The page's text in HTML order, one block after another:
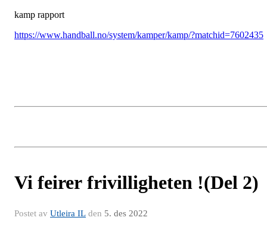
kamp rapport
https://www.handball.no/system/kamper/kamp/?matchid=7602435
Vi feirer frivilligheten !(Del 2)
Postet av Utleira IL den 5. des 2022